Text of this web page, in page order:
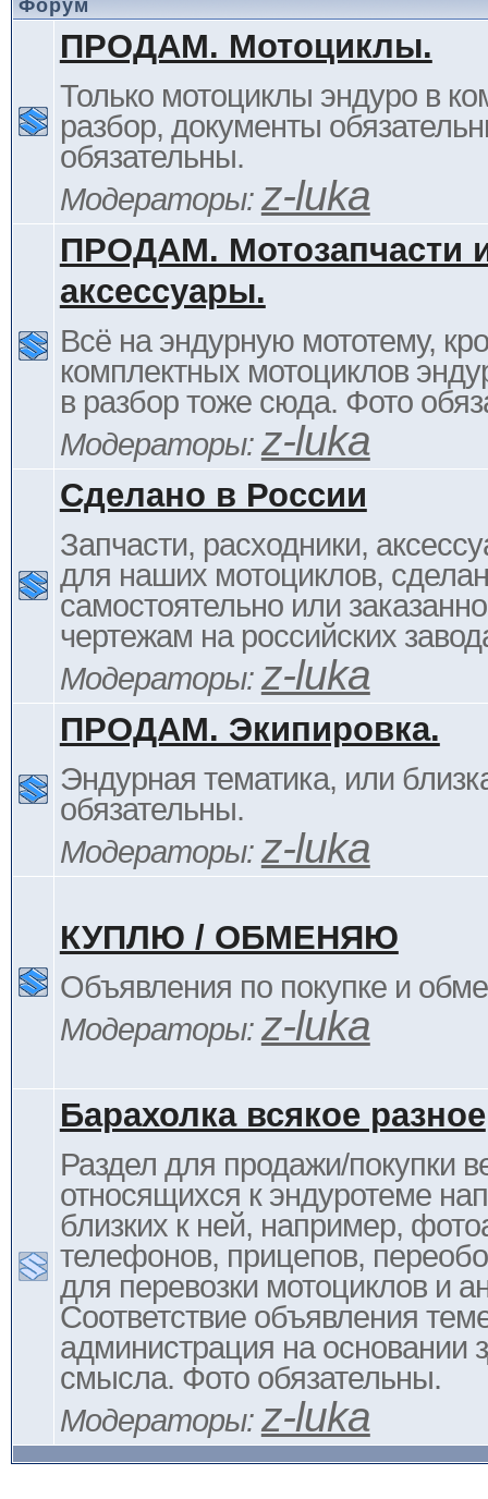
Форум
ПРОДАМ. Мотоциклы.
Только мотоциклы эндуро в
разбор, документы
обязательны.
Модераторы: z-luka
ПРОДАМ. Мотозапчасти
аксессуары.
Всё на эндурную мототему,
комплектных мотоциклов
в разбор тоже сюда. Фото
Модераторы: z-luka
Сделано в России
Запчасти, расходники,
для наших мотоциклов,
самостоятельно или
чертежам на российских
Модераторы: z-luka
ПРОДАМ. Экипировка.
Эндурная тематика, или
обязательны.
Модераторы: z-luka
КУПЛЮ / ОБМЕНЯЮ
Объявления по покупке и
Модераторы: z-luka
Барахолка всякое разное
Раздел для продажи/покупки
относящихся к эндуротеме
близких к ней, например,
телефонов, прицепов,
для перевозки мотоциклов и
Соответствие объявления
администрация на основании
смысла. Фото обязательны.
Модераторы: z-luka